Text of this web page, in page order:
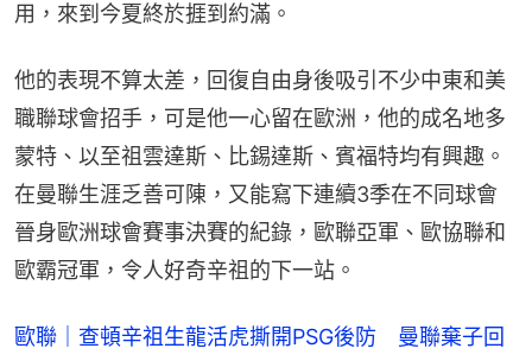
用，來到今夏終於捱到約滿。
他的表現不算太差，回復自由身後吸引不少中東和美
職聯球會招手，可是他一心留在歐洲，他的成名地多
蒙特、以至祖雲達斯、比錫達斯、賓福特均有興趣。
在曼聯生涯乏善可陳，又能寫下連續3季在不同球會
晉身歐洲球會賽事決賽的紀錄，歐聯亞軍、歐協聯和
歐霸冠軍，令人好奇辛祖的下一站。
歐聯｜查頓辛祖生龍活虎撕開PSG後防 曼聯棄子回